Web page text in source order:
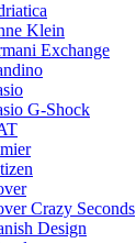
Klein
Exchange
G-Shock
Crazy Seconds
Design